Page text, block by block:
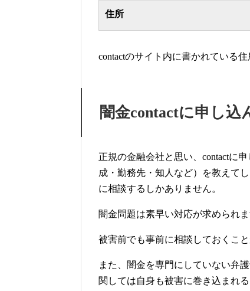
住所
contactのサイト内に書かれている
闇金contactに申し
正規の金融会社と思い、contactに
成・勤務先・知人など）を教えて
に相談するしかありません。
闇金問題は素早い対応が求められま
被害前でも事前に相談しておくこ
また、闇金を専門にしていない弁
関しては自身も被害に巻き込まれ